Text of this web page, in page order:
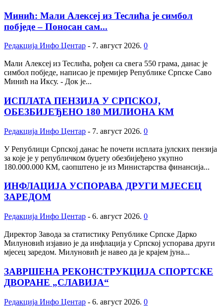
Минић: Мали Алексеј из Теслића је симбол
побједе – Поносан сам...
Редакција Инфо Центар - 7. август 2026. 0
Мали Алексеј из Теслића, рођен са свега 550 грама, данас је
симбол побједе, написао је премијер Републике Српске Саво
Минић на Иксу. - Док је...
ИСПЛАТА ПЕНЗИЈА У СРПСКОЈ,
ОБЕЗБИЈЕЂЕНО 180 МИЛИОНА КМ
Редакција Инфо Центар - 7. август 2026. 0
У Републици Српској данас ће почети исплата јулских пензија
за које је у републичком буџету обезбијеђено укупно
180.000.000 КМ, саопштено је из Министарства финансија...
ИНФЛАЦИЈА УСПОРАВА ДРУГИ МЈЕСЕЦ
ЗАРЕДОМ
Редакција Инфо Центар - 6. август 2026. 0
Директор Завода за статистику Републике Српске Дарко
Милуновић изјавио је да инфлација у Српској успорава други
мјесец заредом. Милуновић је навео да је крајем јуна...
ЗАВРШЕНА РЕКОНСТРУКЦИЈА СПОРТСКЕ
ДВОРАНЕ „СЛАВИЈА“
Редакција Инфо Центар - 6. август 2026. 0